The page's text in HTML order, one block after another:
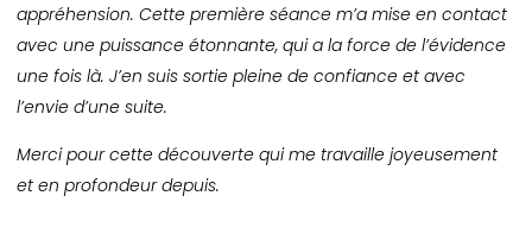
appréhension. Cette première séance m’a mise en contact
avec une puissance étonnante, qui a la force de l’évidence
une fois là. J’en suis sortie pleine de confiance et avec
l’envie d’une suite.
Merci pour cette découverte qui me travaille joyeusement
et en profondeur depuis.